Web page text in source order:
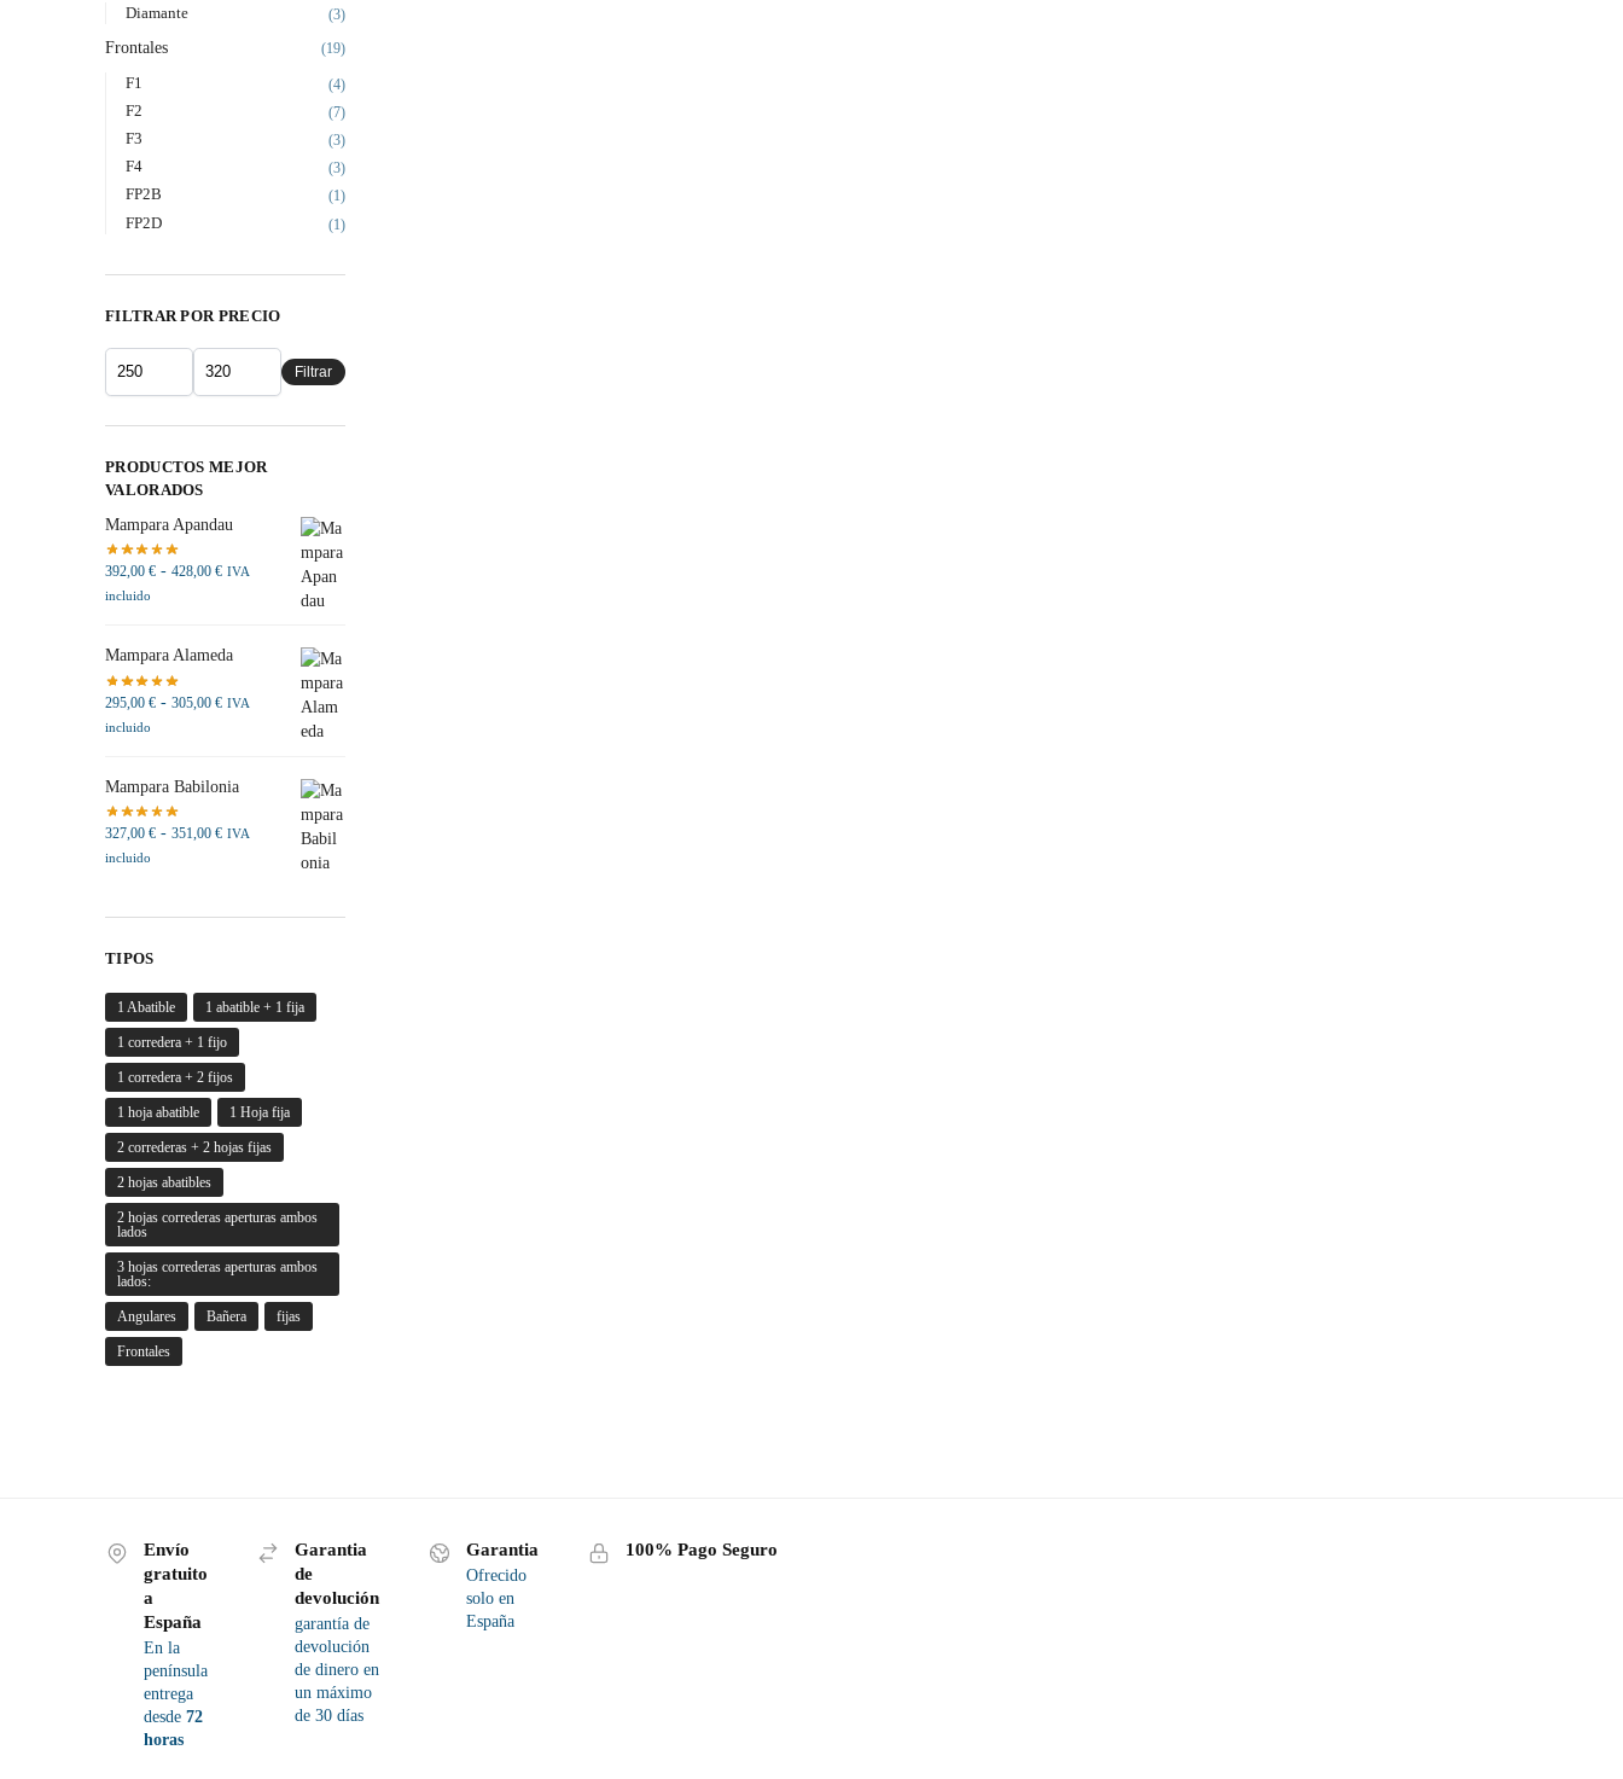
Diamante (3)
Frontales (19)
F1 (4)
F2 (7)
F3 (3)
F4 (3)
FP2B (1)
FP2D (1)
FILTRAR POR PRECIO
Filtrar
PRODUCTOS MEJOR
VALORADOS
Mampara Apandau
392,00 € - 428,00 € IVA
incluido
Mampara Alameda
295,00 € - 305,00 € IVA
incluido
Mampara Babilonia
327,00 € - 351,00 € IVA
incluido
TIPOS
1 Abatible 1 abatible + 1 fija
1 corredera + 1 fijo
1 corredera + 2 fijos
1 hoja abatible 1 Hoja fija
2 correderas + 2 hojas fijas
2 hojas abatibles
2 hojas correderas aperturas ambos
lados
3 hojas correderas aperturas ambos
lados:
Angulares Bañera fijas
Frontales
Envío
gratuito
a
España
En la
península
entrega
desde 72
horas
Garantia
de
devolución
garantía de
devolución
de dinero en
un máximo
de 30 días
Garantia
Ofrecido
solo en
España
100% Pago Seguro